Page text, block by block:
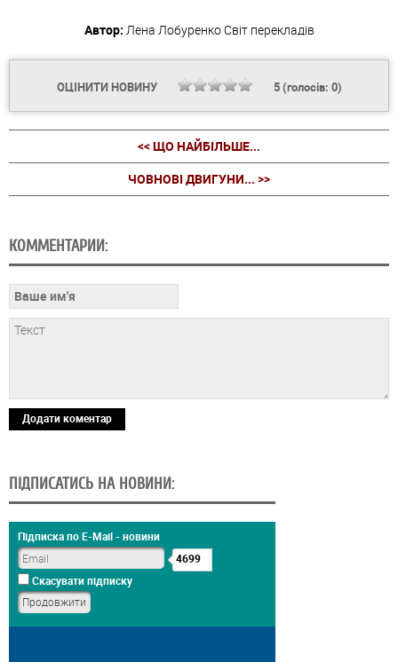
Автор: Лена ЛобуренкоСвіт перекладів
ОЦІНИТИ НОВИНУ 5(голосів: 0)
<< ЩО НАЙБІЛЬШЕ...
ЧОВНОВІ ДВИГУНИ... >>
КОММЕНТАРИИ:
Додати коментар
ПІДПИСАТИСЬ НА НОВИНИ:
Підписка по E-Mail - новини
4699
Скасувати підписку